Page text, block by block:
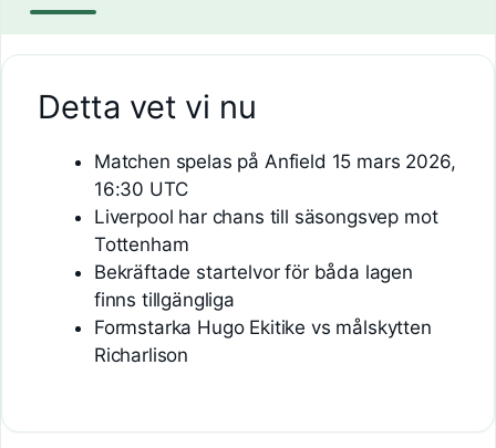
Detta vet vi nu
Matchen spelas på Anfield 15 mars 2026,
16:30 UTC
Liverpool har chans till säsongsvep mot
Tottenham
Bekräftade startelvor för båda lagen
finns tillgängliga
Formstarka Hugo Ekitike vs målskytten
Richarlison